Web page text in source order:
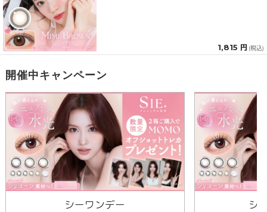
1,815 円 (税込)
開催中キャンペーン
シーワンデー
シ